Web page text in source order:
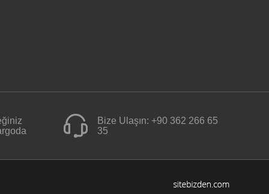
Bize Ulaşın: +90 362 266 65
35